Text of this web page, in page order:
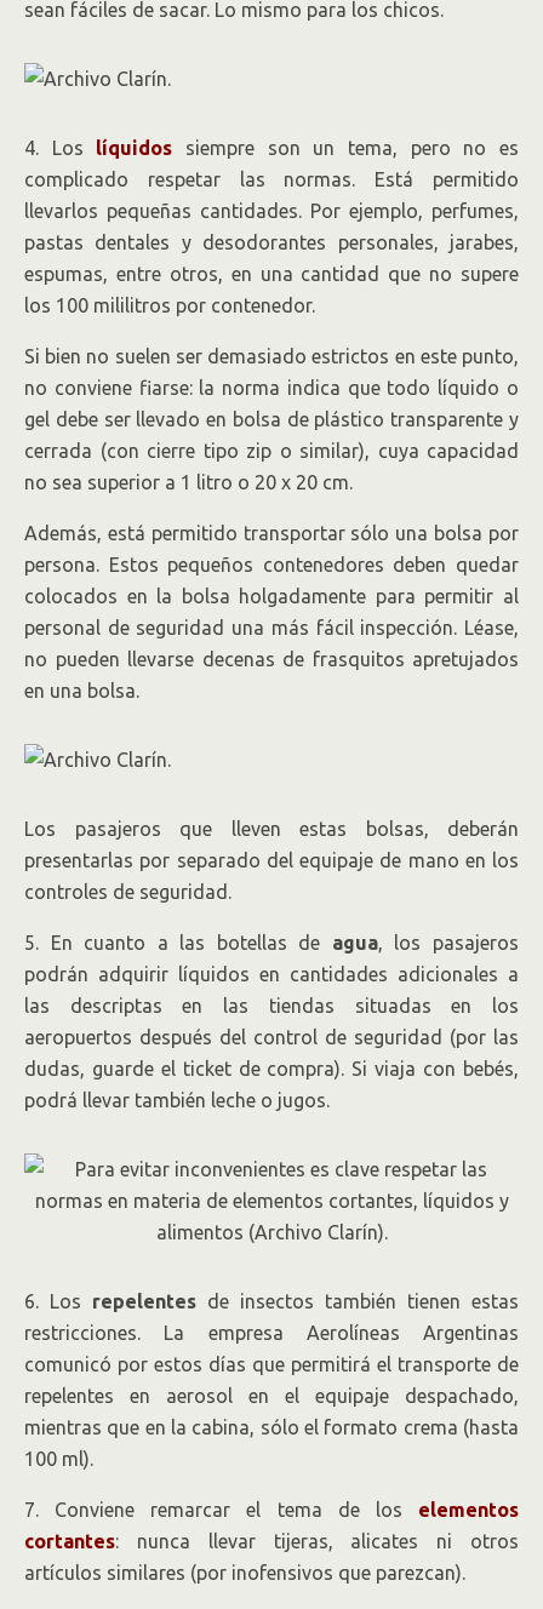
sean fáciles de sacar. Lo mismo para los chicos.
4. Los líquidos
siempre son un tema, pero no es
complicado respetar las normas. Está permitido
llevarlos pequeñas cantidades. Por ejemplo, perfumes,
pastas dentales y desodorantes personales, jarabes,
espumas, entre otros, en una cantidad que no supere
los 100 mililitros por contenedor.
Si bien no suelen ser demasiado estrictos en este punto,
no conviene fiarse: la norma indica que todo líquido o
gel debe ser llevado en bolsa de plástico transparente y
cerrada (con cierre tipo zip o similar), cuya capacidad
no sea superior a 1 litro o 20 x 20 cm.
Además, está permitido transportar sólo una bolsa por
persona. Estos pequeños contenedores deben quedar
colocados en la bolsa holgadamente para permitir al
personal de seguridad una más fácil inspección. Léase,
no pueden llevarse decenas de frasquitos apretujados
en una bolsa.
Los pasajeros que lleven estas bolsas, deberán
presentarlas por separado del equipaje de mano en los
controles de seguridad.
5. En cuanto a las botellas de agua, los pasajeros
podrán adquirir líquidos en cantidades adicionales a
las descriptas en las tiendas situadas en los
aeropuertos después del control de seguridad (por las
dudas, guarde el ticket de compra). Si viaja con bebés,
podrá llevar también leche o jugos.
6. Los repelentes de insectos también tienen estas
restricciones. La empresa Aerolíneas Argentinas
comunicó por estos días que permitirá el transporte de
repelentes en aerosol en el equipaje despachado,
mientras que en la cabina, sólo el formato crema (hasta
100 ml).
7. Conviene remarcar el tema de los elementos
cortantes: nunca llevar tijeras, alicates ni otros
artículos similares (por inofensivos que parezcan).